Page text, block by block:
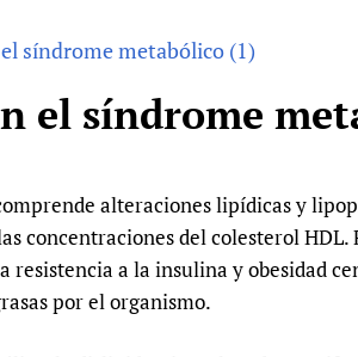
Citizens, Parents
Evidence-
Library and
Community
Access to Health
Astana
Communicating
Working Group
Group
Working Group
Contact us
HIFA Appeal
Link to us
Partners
Supporting Organisations
Forum Messages
Join CHIFA
Junte-se
Rejoignez
síndrome metabólico (1)
el síndrome
alteraciones lipídicas y
concentraciones del colesterol
a la insulina y obesidad
por el organismo.